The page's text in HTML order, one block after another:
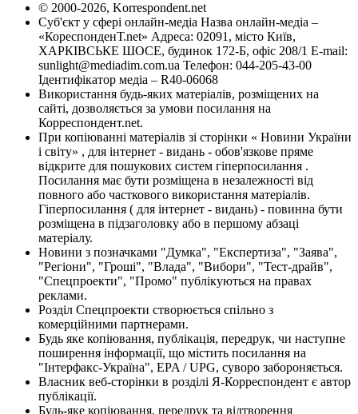
© 2000-2026, Korrespondent.net
Суб'єкт у сфері онлайн-медіа Назва онлайн-медіа –
«КореспонденТ.net» Адреса: 02091, місто Київ,
ХАРКІВСЬКЕ ШОСЕ, будинок 172-Б, офіс 208/1 E-mail:
sunlight@mediadim.com.ua Телефон: 044-205-43-00
Ідентифікатор медіа – R40-06068
Використання будь-яких матеріалів, розміщених на
сайті, дозволяється за умови посилання на
Корреспондент.net.
При копіюванні матеріалів зі сторінки « Новини України
і світу» , для інтернет - видань - обов'язкове пряме
відкрите для пошукових систем гіперпосилання .
Посилання має бути розміщена в незалежності від
повного або часткового використання матеріалів.
Гіперпосилання ( для інтернет - видань) - повинна бути
розміщена в підзаголовку або в першому абзаці
матеріалу.
Новини з позначками "Думка", "Експертиза", "Заява",
"Регіони", "Гроші", "Влада", "Вибори", "Тест-драйв",
"Спецпроекти", "Промо" публікуються на правах
реклами.
Розділ Спецпроекти створюється спільно з
комерційними партнерами.
Будь яке копіювання, публікація, передрук, чи наступне
поширення інформації, що містить посилання на
"Інтерфакс-Україна", EPA / UPG, суворо забороняється.
Власник веб-сторінки в розділі Я-Корреспондент є автор
публікації.
Будь-яке копіювання, передрук та відтворення